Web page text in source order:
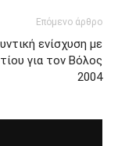
Επόμενο άρθρο
ενίσχυση με
για τον Βόλος
2004